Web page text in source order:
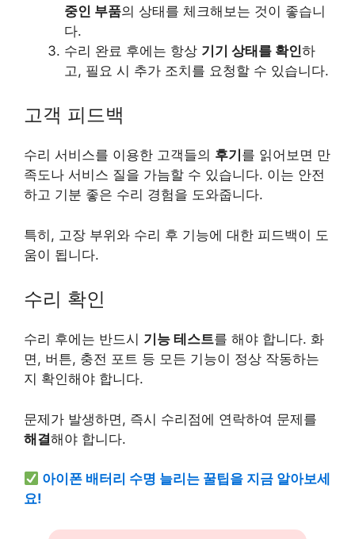
중인 부품의 상태를 체크해보는 것이 좋습니
다.
수리 완료 후에는 항상 기기 상태를 확인하
고, 필요 시 추가 조치를 요청할 수 있습니다.
고객 피드백
수리 서비스를 이용한 고객들의 후기 를 읽어보면 만
족도나 서비스 질을 가늠할 수 있습니다. 이는 안전
하고 기분 좋은 수리 경험을 도와줍니다.
특히, 고장 부위와 수리 후 기능에 대한 피드백이 도
움이 됩니다.
수리 확인
수리 후에는 반드시 기능 테스트를 해야 합니다. 화
면, 버튼, 충전 포트 등 모든 기능이 정상 작동하는
지 확인해야 합니다.
문제가 발생하면, 즉시 수리점에 연락하여 문제를
해결해야 합니다.
아이폰 배터리 수명 늘리는 꿀팁을 지금 알아보세
요!